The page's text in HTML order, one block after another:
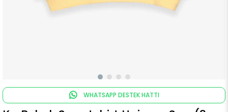
WHATSAPP DESTEK HATTI